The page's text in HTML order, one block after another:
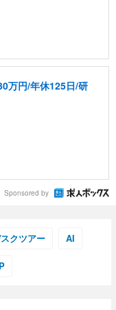
万円/年休125日/研
Sponsored by
クツアー AI